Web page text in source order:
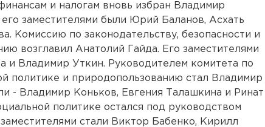
и налогам вновь избран Владимир
заместителями были Юрий Баланов, Асхать
Комиссию по законодательству, безопасности и
возглавил Анатолий Гайда. Его заместителями
и Владимир Уткин. Руководителем комитета по
политике и природопользованию стал Владимир
- Владимир Коньков, Евгения Талашкина и Ринат
политике остался под руководством
стали Виктор Бабенко, Кирилл